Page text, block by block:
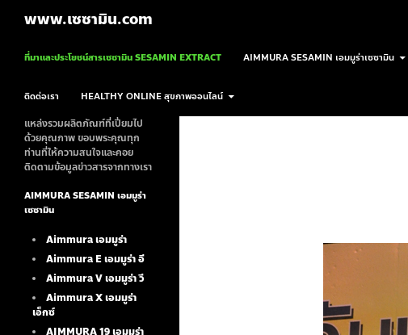
www.เซซามิน.com
ที่มาและประโยชน์สารเซซามิน SESAMIN EXTRACT
AIMMURA SESAMIN เอมมูร่าเซซามิน
ติดต่อเรา HEALTHY ONLINE สุขภาพออนไลน์
แหล่งรวมผลิตภัณฑ์ที่เปี่ยมไป
ด้วยคุณภาพ ขอบพระคุณทุก
ท่านที่ให้ความสนใจและคอย
ติดตามข้อมูลข่าวสารจากทางเรา
AIMMURA SESAMIN เอมมูร่า
เซซามิน
Aimmura เอมมูร่า
Aimmura E เอมมูร่า อี
Aimmura V เอมมูร่า วี
Aimmura X เอมมูร่า
เอ็กซ์
AIMMURA 19เอมมูร่า